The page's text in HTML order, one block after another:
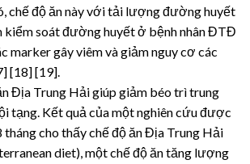
chế độ ăn này với tải lượng đường huyết
kiểm soát đường huyết ở bệnh nhân ĐTĐ
marker gây viêm và giảm nguy cơ các
[18] [19].
Địa Trung Hải giúp giảm béo trì trung
tạng. Kết quả của một nghiên cứu được
cho thấy chế độ ăn Địa Trung Hải
diet), một chế độ ăn tăng lượng